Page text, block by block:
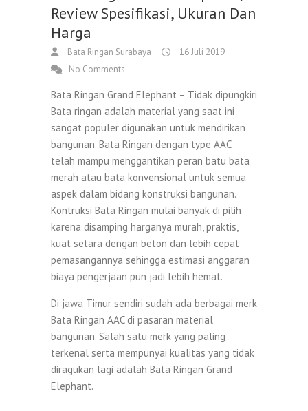
Review Spesifikasi, Ukuran Dan
Harga
Bata Ringan Surabaya
16 Juli 2019
No Comments
Bata Ringan Grand Elephant – Tidak dipungkiri
Bata ringan adalah material yang saat ini
sangat populer digunakan untuk mendirikan
bangunan. Bata Ringan dengan type AAC
telah mampu menggantikan peran batu bata
merah atau bata konvensional untuk semua
aspek dalam bidang konstruksi bangunan.
Kontruksi Bata Ringan mulai banyak di pilih
karena disamping harganya murah, praktis,
kuat setara dengan beton dan lebih cepat
pemasangannya sehingga estimasi anggaran
biaya pengerjaan pun jadi lebih hemat.
Di jawa Timur sendiri sudah ada berbagai merk
Bata Ringan AAC di pasaran material
bangunan. Salah satu merk yang paling
terkenal serta mempunyai kualitas yang tidak
diragukan lagi adalah Bata Ringan Grand
Elephant.